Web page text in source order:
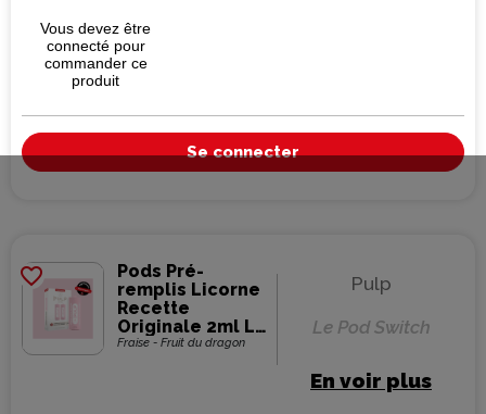
Vous devez être
connecté pour
commander ce
produit
Se connecter
favorite_border
Pods Pré-
remplis Licorne
Recette
Originale 2ml Le
Pod Switch -
Fraise - Fruit du dragon
Pulp
Le Pod Switch
En voir plus